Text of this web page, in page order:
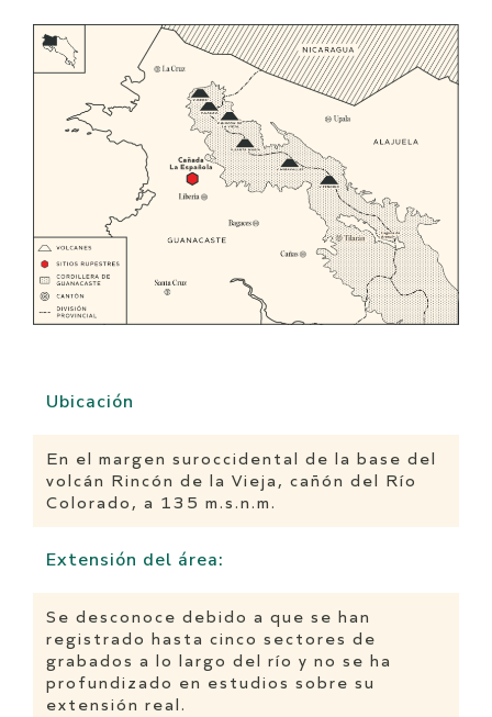
Ubicación
En el margen suroccidental de la base del
volcán Rincón de la Vieja, cañón del Río
Colorado, a 135 m.s.n.m.
Extensión del área:
Se desconoce debido a que se han
registrado hasta cinco sectores de
grabados a lo largo del río y no se ha
profundizado en estudios sobre su
extensión real.